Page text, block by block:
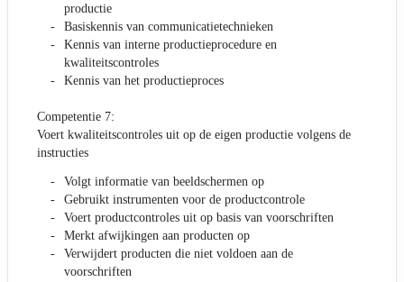
productie
Basiskennis van communicatietechnieken
Kennis van interne productieprocedure en
kwaliteitscontroles
Kennis van het productieproces
Competentie 7:
Voert kwaliteitscontroles uit op de eigen productie volgens de
instructies
Volgt informatie van beeldschermen op
Gebruikt instrumenten voor de productcontrole
Voert productcontroles uit op basis van voorschriften
Merkt afwijkingen aan producten op
Verwijdert producten die niet voldoen aan de
voorschriften